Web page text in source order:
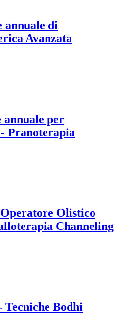
annuale di
Avanzata
annuale per
Pranoterapia
Olistico
Channeling
Bodhi